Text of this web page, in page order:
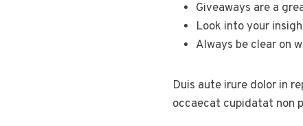
Giveaways are a
Look into your
Always be clear on
Duis aute irure dolor in
occaecat cupidatat non